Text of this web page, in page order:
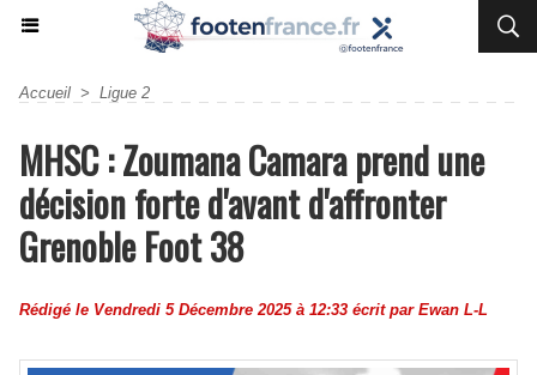
Accueil > Ligue 2
MHSC : Zoumana Camara prend une
décision forte d'avant d'affronter
Grenoble Foot 38
Rédigé le Vendredi 5 Décembre 2025 à 12:33 écrit par Ewan L-L